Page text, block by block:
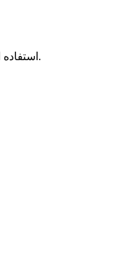
استفاده از مطالب سایت با ذکر منبع بلامانع میباشد.